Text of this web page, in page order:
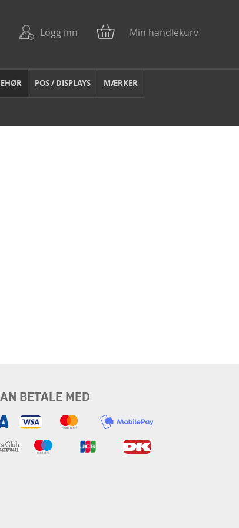
Logg inn Min handlekurv
POS / DISPLAYS MÆRKER
BETALE MED